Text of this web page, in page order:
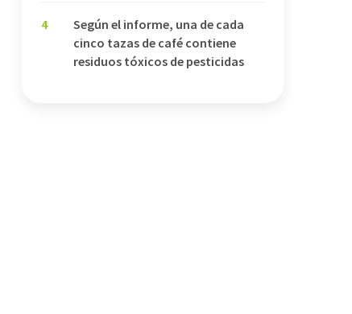
4
Según el informe, una de cada
cinco tazas de café contiene
residuos tóxicos de pesticidas